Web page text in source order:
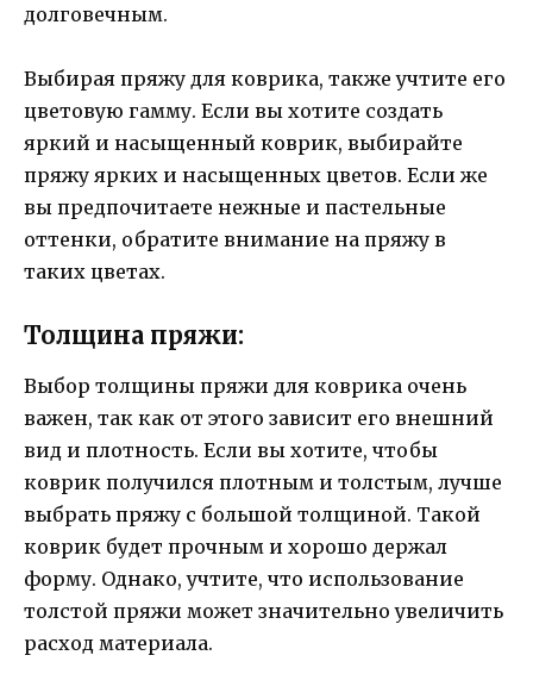
долговечным.
Выбирая пряжу для коврика, также учтите его
цветовую гамму. Если вы хотите создать
яркий и насыщенный коврик, выбирайте
пряжу ярких и насыщенных цветов. Если же
вы предпочитаете нежные и пастельные
оттенки, обратите внимание на пряжу в
таких цветах.
Толщина пряжи:
Выбор толщины пряжи для коврика очень
важен, так как от этого зависит его внешний
вид и плотность. Если вы хотите, чтобы
коврик получился плотным и толстым, лучше
выбрать пряжу с большой толщиной. Такой
коврик будет прочным и хорошо держал
форму. Однако, учтите, что использование
толстой пряжи может значительно увеличить
расход материала.